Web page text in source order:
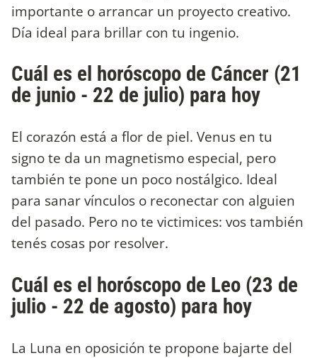
importante o arrancar un proyecto creativo.
Día ideal para brillar con tu ingenio.
Cuál es el horóscopo de Cáncer (21
de junio - 22 de julio) para hoy
El corazón está a flor de piel. Venus en tu
signo te da un magnetismo especial, pero
también te pone un poco nostálgico. Ideal
para sanar vínculos o reconectar con alguien
del pasado. Pero no te victimices: vos también
tenés cosas por resolver.
Cuál es el horóscopo de Leo (23 de
julio - 22 de agosto) para hoy
La Luna en oposición te propone bajarte del